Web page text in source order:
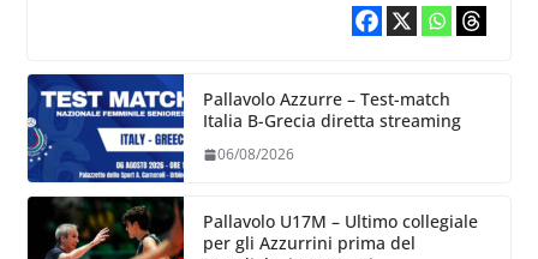
Pallavolo Azzurre – Test-match
Italia B-Grecia diretta streaming
06/08/2026
Pallavolo U17M – Ultimo collegiale
per gli Azzurrini prima del